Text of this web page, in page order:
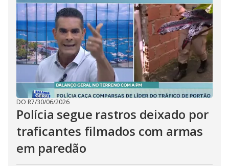
DO R7/30/06/2026
Polícia segue rastros deixado por
traficantes filmados com armas
em paredão